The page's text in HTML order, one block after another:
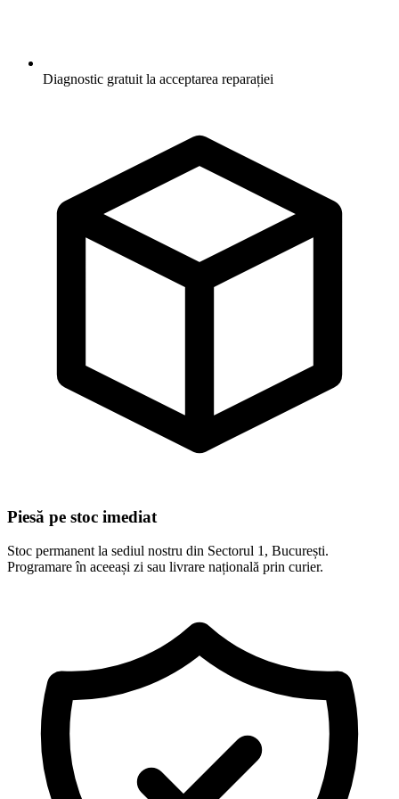
Diagnostic gratuit la acceptarea reparației
Piesă pe stoc imediat
Stoc permanent la sediul nostru din Sectorul 1, București.
Programare în aceeași zi sau livrare națională prin curier.